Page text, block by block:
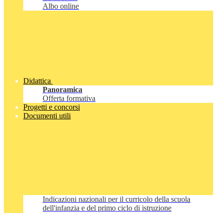
Albo online
Didattica
Panoramica
Offerta formativa
Progetti e concorsi
Documenti utili
Indicazioni nazionali per il curricolo della scuola
dell'infanzia e del primo ciclo di istruzione